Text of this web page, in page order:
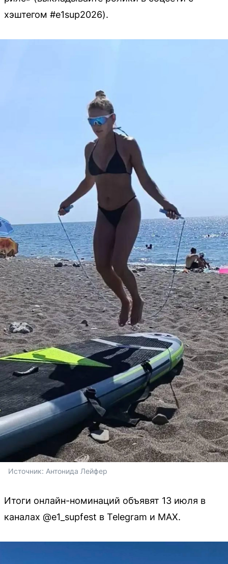
хэштегом #e1sup2026).
Источник: Антонида Лейфер
Итоги онлайн-номинаций объявят 13 июля в
каналах @e1_supfest в Telegram и MAX.